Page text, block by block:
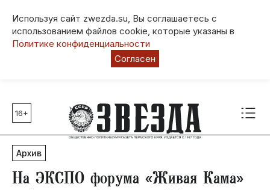
Используя сайт zwezda.su, Вы соглашаетесь с
использованием файлов cookie, которые указаны в
Политике конфиденциальности
Согласен
Главные темы
80 лет Победы
Молодежная столица РФ
СВО
16+
Архив
На ЭКСПО форума «Живая Кама»